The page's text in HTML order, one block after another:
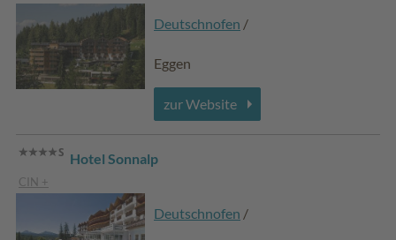
Deutschnofen /
Eggen
zur Website
Hotel Sonnalp
CIN +
Deutschnofen /